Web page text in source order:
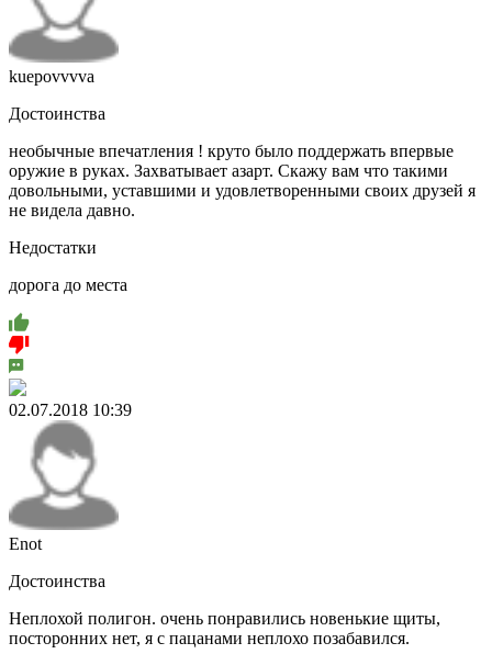
kuepovvvva
Достоинства
необычные впечатления ! круто было поддержать впервые
оружие в руках. Захватывает азарт. Скажу вам что такими
довольными, уставшими и удовлетворенными своих друзей я
не видела давно.
Недостатки
дорога до места
02.07.2018 10:39
Enot
Достоинства
Неплохой полигон. очень понравились новенькие щиты,
посторонних нет, я с пацанами неплохо позабавился.